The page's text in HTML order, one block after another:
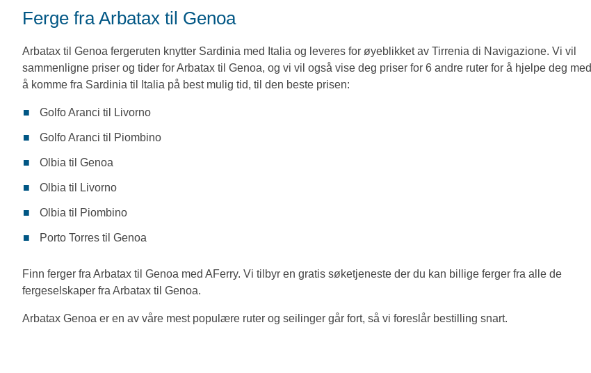
Ferge fra Arbatax til Genoa
Arbatax til Genoa fergeruten knytter Sardinia med Italia og leveres for øyeblikket av Tirrenia di Navigazione. Vi vil
sammenligne priser og tider for Arbatax til Genoa, og vi vil også vise deg priser for 6 andre ruter for å hjelpe deg med
å komme fra Sardinia til Italia på best mulig tid, til den beste prisen:
Golfo Aranci til Livorno
Golfo Aranci til Piombino
Olbia til Genoa
Olbia til Livorno
Olbia til Piombino
Porto Torres til Genoa
Finn ferger fra Arbatax til Genoa med AFerry. Vi tilbyr en gratis søketjeneste der du kan billige ferger fra alle de
fergeselskaper fra Arbatax til Genoa.
Arbatax Genoa er en av våre mest populære ruter og seilinger går fort, så vi foreslår bestilling snart.